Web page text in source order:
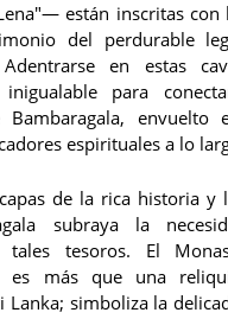
están inscritas con
del perdurable
en estas
inigualable para
Bambaragala,
espirituales a lo
de la rica historia y
subraya la
tales tesoros. El
es más que una
Lanka; simboliza la